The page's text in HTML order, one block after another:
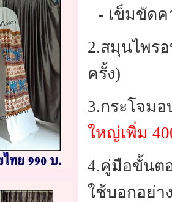
- เข็มขัดค
2.สมุนไพร
ครั้ง)
3.กระโจม
ใหญ่เพิ่ม
4.คู่มือขั้นต
ใช้บอกอย่า